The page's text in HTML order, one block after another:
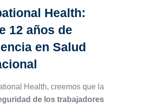
Health:
12 años de
en Salud
Health, creemos que la
de los trabajadores